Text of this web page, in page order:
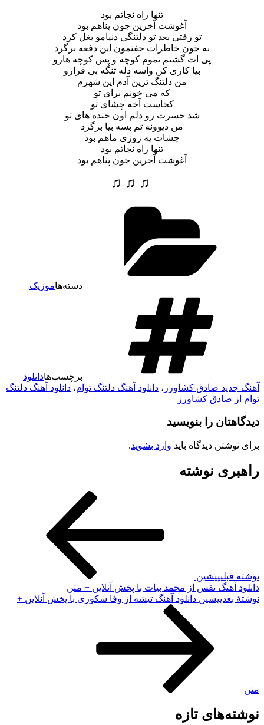
تنها راه نجاتم بود
آغوشت آخرین جون پناهم بود
تو رفتی بعد تو دلتنگی دنیامو بغل کرد
به جون خاطرات جفتمون این دفعه برگرد
پی ات گشتم تموم کوچه و پس کوچه هارو
بیا کاری کن واسه دله تنگه بی قرارو
من دلتنگ ترین آدم این شهرم
که می خونم برای تو
کجاست آخه چشای تو
شد حسرت رو دلم اون خنده های تو
من دیوونه تم بسه بیا برگرد
چشات یه روزی ماهم بود
تنها راه نجاتم بود
آغوشت آخرین جون پناهم بود
♫ ♫ ♫
دسته‌هاموزیک
برچسب‌هادانلود
آهنگ جدید صادق کشاورز ، دانلود آهنگ دلتنگ توام، دانلود آهنگ دلتنگ
توام از صادق کشاورز
دیدگاهتان را بنویسید
برای نوشتن دیدگاه باید وارد بشوید.
راهبری نوشته
نوشته قبلیپیشین
دانلود آهنگ نفس از محمد بیات با پخش آنلاین + متن
نوشته‌ٔ بعدیپسین دانلود آهنگ تیشه از وفا شکوری با پخش آنلاین +
متن
نوشته‌های تازه